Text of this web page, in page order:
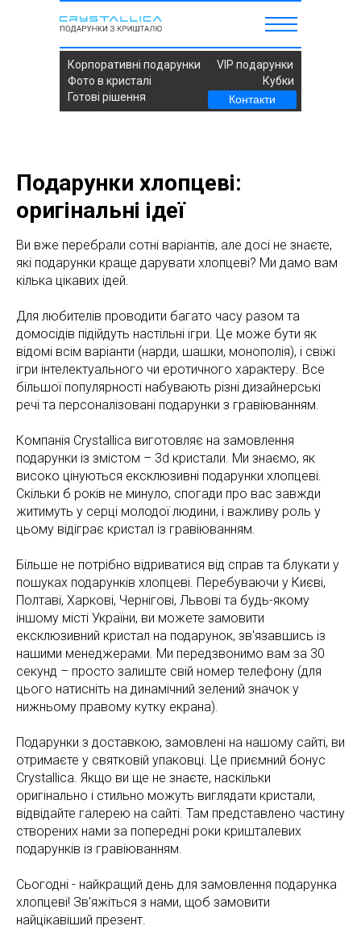
Корпоративні подарунки
Кубки
VIP подарунки
Фото в кристалі
Готові рішення
Контакти
Подарунки хлопцеві:
оригінальні ідеї
Ви вже перебрали сотні варіантів, але досі не знаєте,
які подарунки краще дарувати хлопцеві? Ми дамо вам
кілька цікавих ідей.
Для любителів проводити багато часу разом та
домосідів підійдуть настільні ігри. Це може бути як
відомі всім варіанти (нарди, шашки, монополія), і свіжі
ігри інтелектуального чи еротичного характеру. Все
більшої популярності набувають різні дизайнерські
речі та персоналізовані подарунки з гравіюванням.
Компанія Crystallica виготовляє на замовлення
подарунки із змістом – 3d кристали. Ми знаємо, як
високо цінуються ексклюзивні подарунки хлопцеві.
Скільки б років не минуло, спогади про вас завжди
житимуть у серці молодої людини, і важливу роль у
цьому відіграє кристал із гравіюванням.
Більше не потрібно відриватися від справ та блукати у
пошуках подарунків хлопцеві. Перебуваючи у Києві,
Полтаві, Харкові, Чернігові, Львові та будь-якому
іншому місті України, ви можете замовити
ексклюзивний кристал на подарунок, зв'язавшись із
нашими менеджерами. Ми передзвонимо вам за 30
секунд – просто залиште свій номер телефону (для
цього натисніть на динамічний зелений значок у
нижньому правому кутку екрана).
Подарунки з доставкою, замовлені на нашому сайті, ви
отримаєте у святковій упаковці. Це приємний бонус
Crystallica. Якщо ви ще не знаєте, наскільки
оригінально і стильно можуть виглядати кристали,
відвідайте галерею на сайті. Там представлено частину
створених нами за попередні роки кришталевих
подарунків із гравіюванням.
Сьогодні - найкращий день для замовлення подарунка
хлопцеві! Зв'яжіться з нами, щоб замовити
найцікавіший презент.